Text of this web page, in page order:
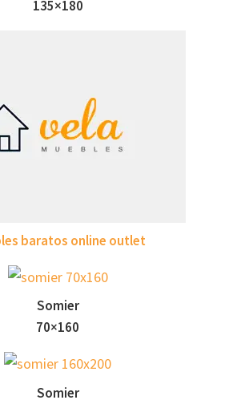
135×180
baratos online outlet
Somier
70×160
Somier